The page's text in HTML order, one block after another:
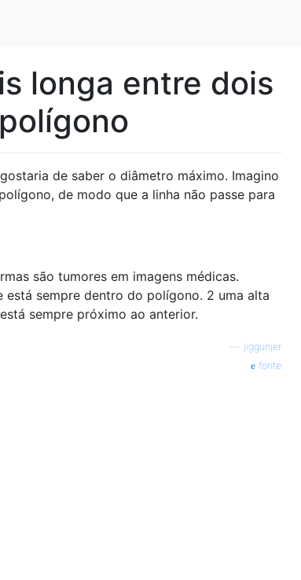
longa entre dois
de saber o diâmetro máximo. Imagino
de modo que a linha não passe para
são tumores em imagens médicas.
sempre dentro do polígono. 2 uma alta
sempre próximo ao anterior.
jiggunjer
fonte